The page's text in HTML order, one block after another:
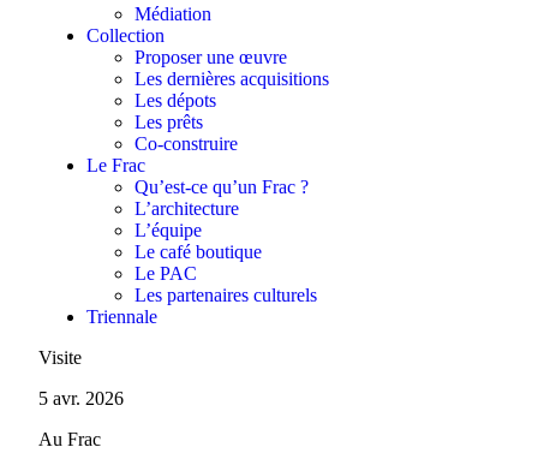
Médiation
Collection
Proposer une œuvre
Les dernières acquisitions
Les dépots
Les prêts
Co-construire
Le Frac
Qu’est-ce qu’un Frac ?
L’architecture
L’équipe
Le café boutique
Le PAC
Les partenaires culturels
Triennale
Visite
5 avr. 2026
Au Frac